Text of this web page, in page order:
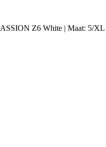
Z6 White | Maat: 5/XL